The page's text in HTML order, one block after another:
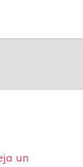
cocina sana,
un